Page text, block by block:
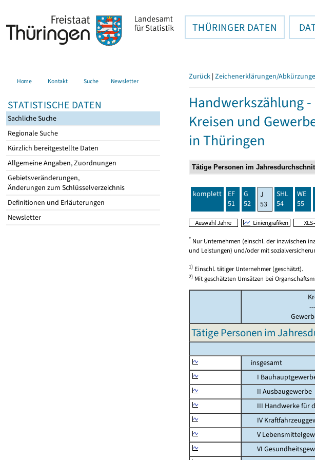
THÜRINGER DATEN
Home Kontakt Suche Newsletter
STATISTISCHE DATEN
Sachliche Suche
Regionale Suche
Kürzlich bereitgestellte Daten
Allgemeine Angaben, Zuordnungen
Gebietsveränderungen,
Änderungen zum Schlüsselverzeichnis
Definitionen und Erläuterungen
Newsletter
Zurück | Zeichenerklärungen/
Handwerkszählung
Kreisen und
in Thüringen
komplett
EF
51
G
52
J
53
SHL
54
WE
55
* Nur Unternehmen (einschl. der inzwischen
und Leistungen) und/oder mit
1) Einschl. tätiger Unternehmer (geschätzt).
2) Mit geschätzten Umsätzen bei
Tätige Personen im
insgesamt
I
II Ausbaugewerbe
III Handwerke für
IV
V
VI